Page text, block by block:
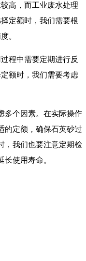
高，而工业废水处理
定额时，我们需要根
。
程中需要定期进行反
额时，我们需要考虑
多个因素。在实际操作
的定额，确保石英砂过
，我们也要注意定期检
使用寿命。